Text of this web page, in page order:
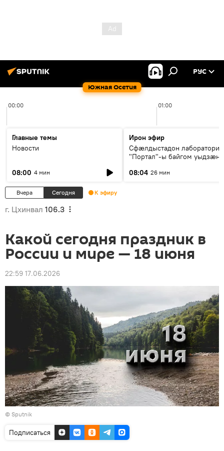
Южная Осетия
РУС
00:00 01:00
Главные темы
Новости
08:00 4 мин
Ирон эфир
Сфæлдыстадон лаборатори
"Портал"-ы байгом уыдзæн
Æхсары куыстыты равдыст
08:04 26 мин
Вчера Сегодня К эфиру
г. Цхинвал 106.3
Какой сегодня праздник в
России и мире — 18 июня
22:59 17.06.2026
© Sputnik
Подписаться